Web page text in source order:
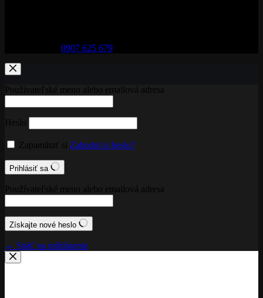
0907 625 679
Používateľské meno alebo emailová adresa
Heslo
Zapamätať si Zabudol si heslo?
Prihlásiť sa
Používateľské meno alebo emailová adresa
Získajte nové heslo
← Späť na prihlásenie